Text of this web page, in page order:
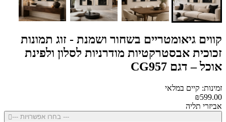
קווים גיאומטריים בשחור ושמנת - זוג תמונות
זכוכית אבסטרקטיות מודרניות לסלון ולפינת
אוכל – דגם CG957
זמינות: קיים במלאי
₪599.00
אביזרי תליה
--- בחרו אפשרויות ---